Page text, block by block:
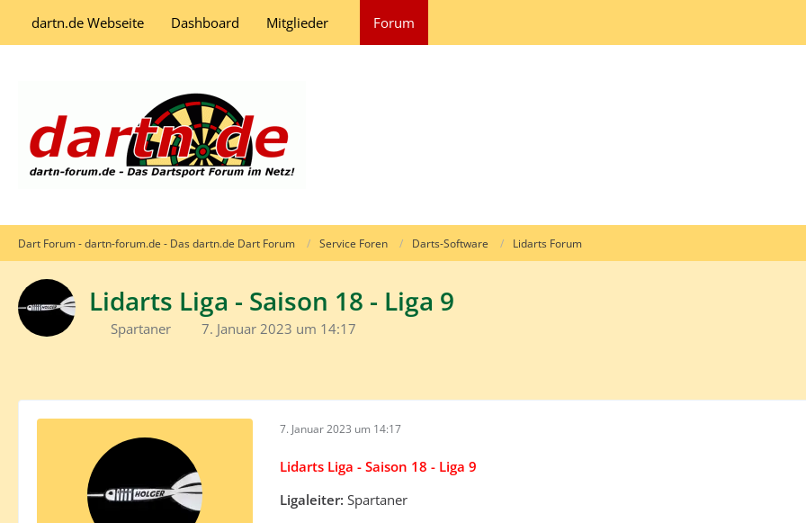
dartn.de Webseite Dashboard Mitglieder Forum
Dart Forum - dartn-forum.de - Das dartn.de Dart Forum Service Foren Darts-Software Lidarts Forum
Lidarts Liga - Saison 18 - Liga 9
Spartaner 7. Januar 2023 um 14:17
7. Januar 2023 um 14:17
Lidarts Liga - Saison 18 - Liga 9
Ligaleiter: Spartaner